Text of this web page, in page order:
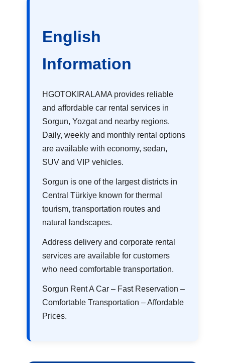
English
Information
HGOTOKIRALAMA provides reliable
and affordable car rental services in
Sorgun, Yozgat and nearby regions.
Daily, weekly and monthly rental options
are available with economy, sedan,
SUV and VIP vehicles.
Sorgun is one of the largest districts in
Central Türkiye known for thermal
tourism, transportation routes and
natural landscapes.
Address delivery and corporate rental
services are available for customers
who need comfortable transportation.
Sorgun Rent A Car – Fast Reservation –
Comfortable Transportation – Affordable
Prices.